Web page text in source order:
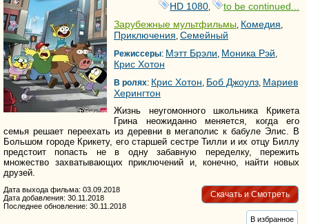
HD 1080
to be continued...
Зарубежные мультфильмы, Комедия,
Приключения, Семейный
Режиссеры: Мэтт Брэли, Моника Рэй,
Крис Хотон
В ролях: Крис Хотон, Боб Джоулз, Мариев
Херингтон
Жизнь неугомонного школьника Крикета
Грина неожиданно меняется, когда его
семья решает переехать из деревни в мегаполис к бабуле Элис. В
Большом городе Крикету, его старшей сестре Тилли и их отцу Биллу
предстоит попасть не в одну забавную переделку, пережить
множество захватывающих приключений и, конечно, найти новых
друзей.
Скачать и Смотреть
Дата выхода фильма: 03.09.2018
Дата добавления: 30.11.2018
Последнее обновление: 30.11.2018
В избранное